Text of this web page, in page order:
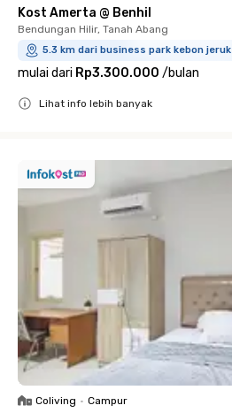
Kost Amerta @ Benhil
Bendungan Hilir, Tanah Abang
5.3 km dari business park kebon jeruk
mulai dari Rp3.300.000 /bulan
Lihat info lebih banyak
Coliving • Campur